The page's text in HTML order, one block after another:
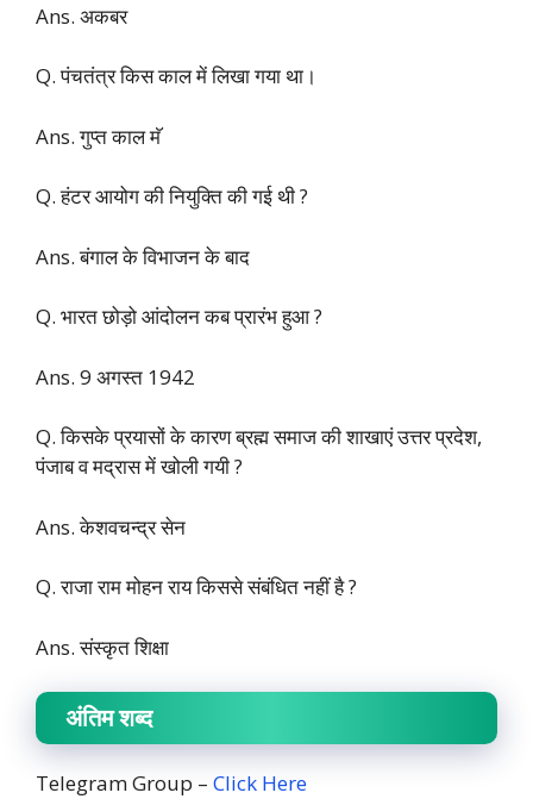
Ans. अकबर
Q. पंचतंत्र किस काल में लिखा गया था।
Ans. गुप्त काल मॅ
Q. हंटर आयोग की नियुक्ति की गई थी ?
Ans. बंगाल के विभाजन के बाद
Q. भारत छोड़ो आंदोलन कब प्रारंभ हुआ ?
Ans. 9 अगस्त 1942
Q. किसके प्रयासों के कारण ब्रह्म समाज की शाखाएं उत्तर प्रदेश,
पंजाब व मद्रास में खोली गयी ?
Ans. केशवचन्द्र सेन
Q. राजा राम मोहन राय किससे संबंधित नहीं है ?
Ans. संस्कृत शिक्षा
अंतिम शब्द
Telegram Group – Click Here